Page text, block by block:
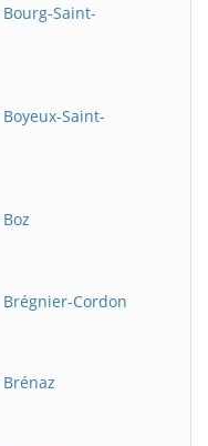
Saint-
Saint-
Cordon